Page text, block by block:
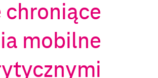
chroniące
mobilne